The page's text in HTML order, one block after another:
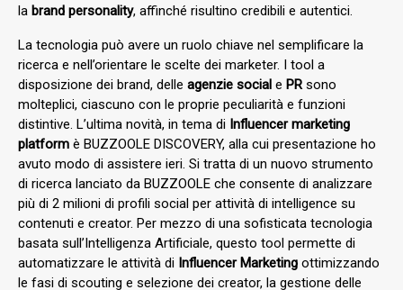
la brand personality, affinché risultino credibili e autentici.
La tecnologia può avere un ruolo chiave nel semplificare la
ricerca e nell’orientare le scelte dei marketer. I tool a
disposizione dei brand, delle agenzie social e PRsono
molteplici, ciascuno con le proprie peculiarità e funzioni
distintive. L’ultima novità, in tema di Influencer marketing
platform è BUZZOOLE DISCOVERY, alla cui presentazione ho
avuto modo di assistere ieri. Si tratta di un nuovo strumento
di ricerca lanciato da BUZZOOLE che consente di analizzare
più di 2 milioni di profili social per attività di intelligence su
contenuti e creator. Per mezzo di una sofisticata tecnologia
basata sull’Intelligenza Artificiale, questo tool permette di
automatizzare le attività di Influencer Marketing ottimizzando
le fasi di scouting e selezione dei creator, la gestione delle